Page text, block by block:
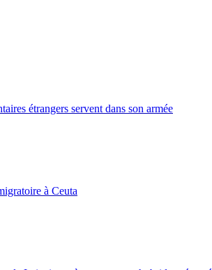
étrangers servent dans son armée
à Ceuta